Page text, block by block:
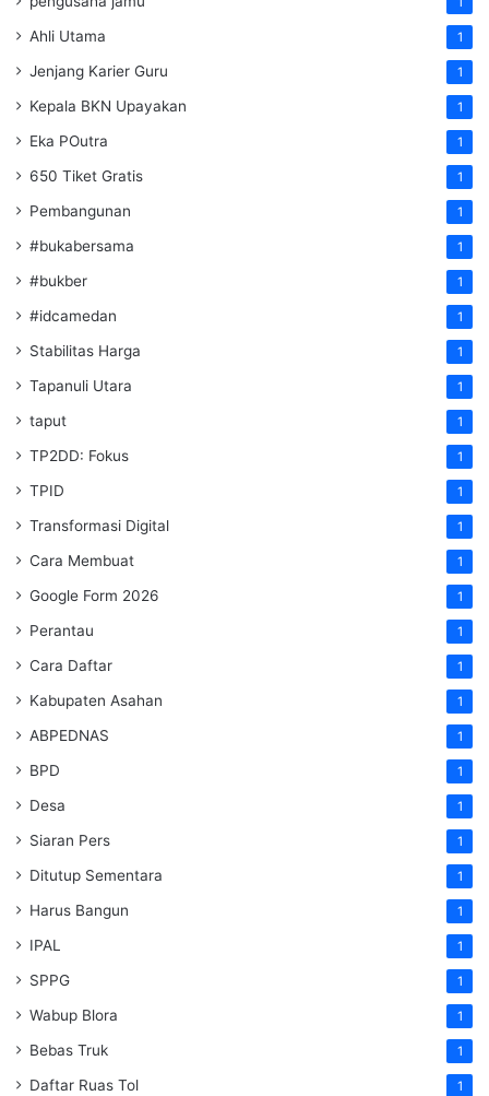
Ahli Utama 1
Jenjang Karier Guru 1
Kepala BKN Upayakan 1
Eka POutra 1
650 Tiket Gratis 1
Pembangunan 1
#bukabersama 1
#bukber 1
#idcamedan 1
Stabilitas Harga 1
Tapanuli Utara 1
taput 1
TP2DD: Fokus 1
TPID 1
Transformasi Digital 1
Cara Membuat 1
Google Form 2026 1
Perantau 1
Cara Daftar 1
Kabupaten Asahan 1
ABPEDNAS 1
BPD 1
Desa 1
Siaran Pers 1
Ditutup Sementara 1
Harus Bangun 1
IPAL 1
SPPG 1
Wabup Blora 1
Bebas Truk 1
Daftar Ruas Tol 1